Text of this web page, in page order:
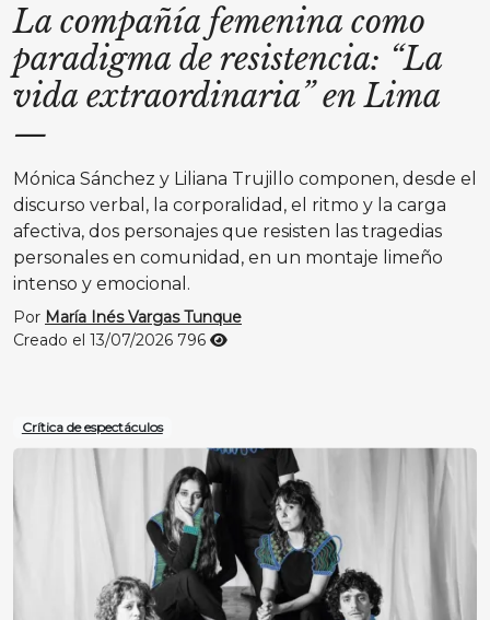
La compañía femenina como
paradigma de resistencia: “La
vida extraordinaria” en Lima
—
Mónica Sánchez y Liliana Trujillo componen, desde el
discurso verbal, la corporalidad, el ritmo y la carga
afectiva, dos personajes que resisten las tragedias
personales en comunidad, en un montaje limeño
intenso y emocional.
Por María Inés Vargas Tunque
Creado el 13/07/2026 796
Crítica de espectáculos